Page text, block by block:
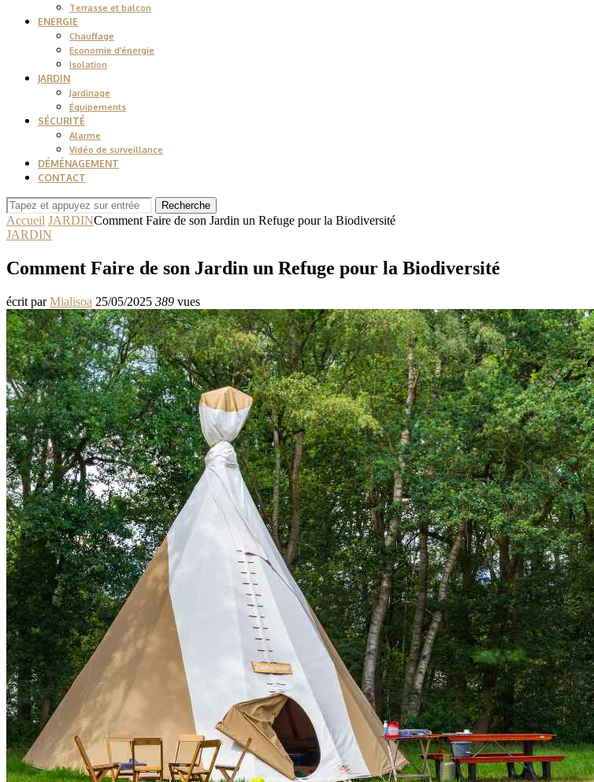
Terrasse et balcon
ENERGIE
Chauffage
Economie d’énergie
Isolation
JARDIN
Jardinage
Équipements
SÉCURITÉ
Alarme
Vidéo de surveillance
DÉMÉNAGEMENT
CONTACT
Recherche
Accueil JARDINComment Faire de son Jardin un Refuge pour la Biodiversité
JARDIN
Comment Faire de son Jardin un Refuge pour la Biodiversité
écrit parMialisoa 25/05/2025 389 vues